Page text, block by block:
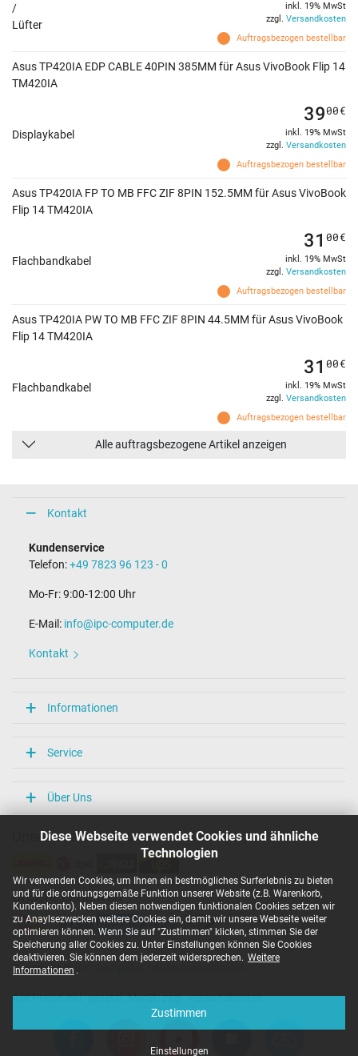
Diese Webseite verwendet Cookies und ähnliche
Technologien
Wir verwenden Cookies, um Ihnen ein bestmögliches Surferlebnis zu bieten
und für die ordnungsgemäße Funktion unserer Website (z.B. Warenkorb,
Kundenkonto). Neben diesen notwendigen funktionalen Cookies setzen wir
zu Anaylsezwecken weitere Cookies ein, damit wir unsere Webseite weiter
optimieren können. Wenn Sie auf "Zustimmen" klicken, stimmen Sie der
Speicherung aller Cookies zu. Unter Einstellungen können Sie Cookies
deaktivieren. Sie können dem jederzeit widersprechen. Weitere
Informationen .
Zustimmen
Einstellungen
/
Lüfter
Auftragsbezogen bestellbar
inkl. 19% MwSt
zzgl. Versandkosten
Asus TP420IA EDP CABLE 40PIN 385MM für Asus VivoBook Flip 14
TM420IA
Displaykabel
Auftragsbezogen bestellbar
3900€
inkl. 19% MwSt
zzgl. Versandkosten
Asus TP420IA FP TO MB FFC ZIF 8PIN 152.5MM für Asus VivoBook
Flip 14 TM420IA
Flachbandkabel
Auftragsbezogen bestellbar
31 00€
inkl. 19% MwSt
zzgl. Versandkosten
Asus TP420IA PW TO MB FFC ZIF 8PIN 44.5MM für Asus VivoBook
Flip 14 TM420IA
Flachbandkabel
Auftragsbezogen bestellbar
31 00€
inkl. 19% MwSt
zzgl. Versandkosten
Alle auftragsbezogene Artikel anzeigen
Kontakt
Kundenservice
Telefon:+49 7823 96 123 - 0
Mo-Fr: 9:00-12:00 Uhr
E-Mail: info@ipc-computer.de
Kontakt
Informationen
Service
Über Uns
Unsere Versandarten
Unsere Zahlarten
Copyright ©
Alle Preise inkl. gesetzl. MwSt. zzgl. Versandkosten